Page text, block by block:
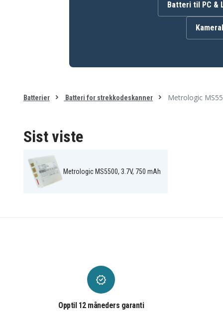
KB1B3770000L3
Metrologic MK5502-
Metrologic MK5502-
Batteri til PC &
Batterier Batteri for strekkodeskanner Metrologic
Sist viste
Metrologic MS5500, 3.7V, 750 mAh
Opptil 12 måneders garanti